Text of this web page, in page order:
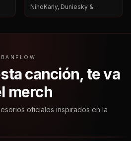
NinoKarly, Duniesky &
canción, te va
merch
oficiales inspirados en la